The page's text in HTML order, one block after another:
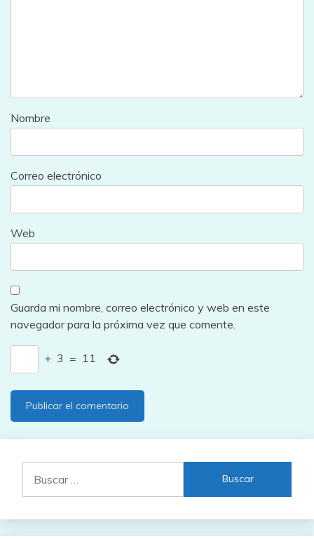
Nombre
Correo electrónico
Web
Guarda mi nombre, correo electrónico y web en este
navegador para la próxima vez que comente.
+ 3 = 11